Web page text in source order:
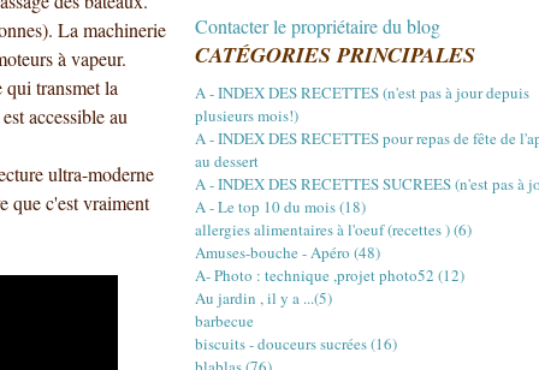
La machinerie
à vapeur.
transmet la
accessible au
ultra-moderne
que c'est vraiment
Contacter le propriétaire du blog
CATÉGORIES PRINCIPALES
A - INDEX DES RECETTES (n'est pas à jour depuis
plusieurs mois!)
A - INDEX DES RECETTES pour repas de fête de
au dessert
A - INDEX DES RECETTES SUCREES (n'est pas à
A - Le top 10 du mois (18)
allergies alimentaires à l'oeuf (recettes ) (6)
Amuses-bouche - Apéro (48)
A- Photo : technique ,projet photo52 (12)
Au jardin , il y a ...(5)
barbecue
biscuits - douceurs sucrées (16)